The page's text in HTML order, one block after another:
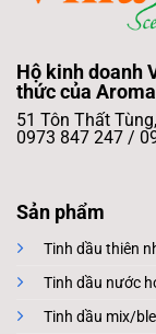
Hộ kinh doanh
thức của
51 Tôn Thất
0973 847 247 /
Sản phẩm
Tinh dầu thiên
Tinh dầu nước
Tinh dầu mix/